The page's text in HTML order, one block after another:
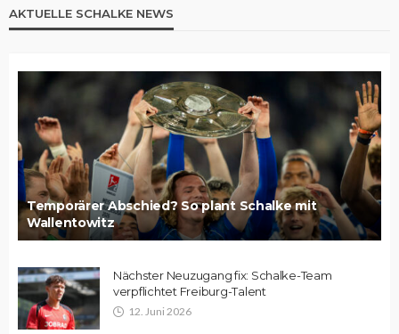
AKTUELLE SCHALKE NEWS
Temporärer Abschied? So plant Schalke mit
Wallentowitz
Nächster Neuzugang fix: Schalke-Team
verpflichtet Freiburg-Talent
12. Juni 2026